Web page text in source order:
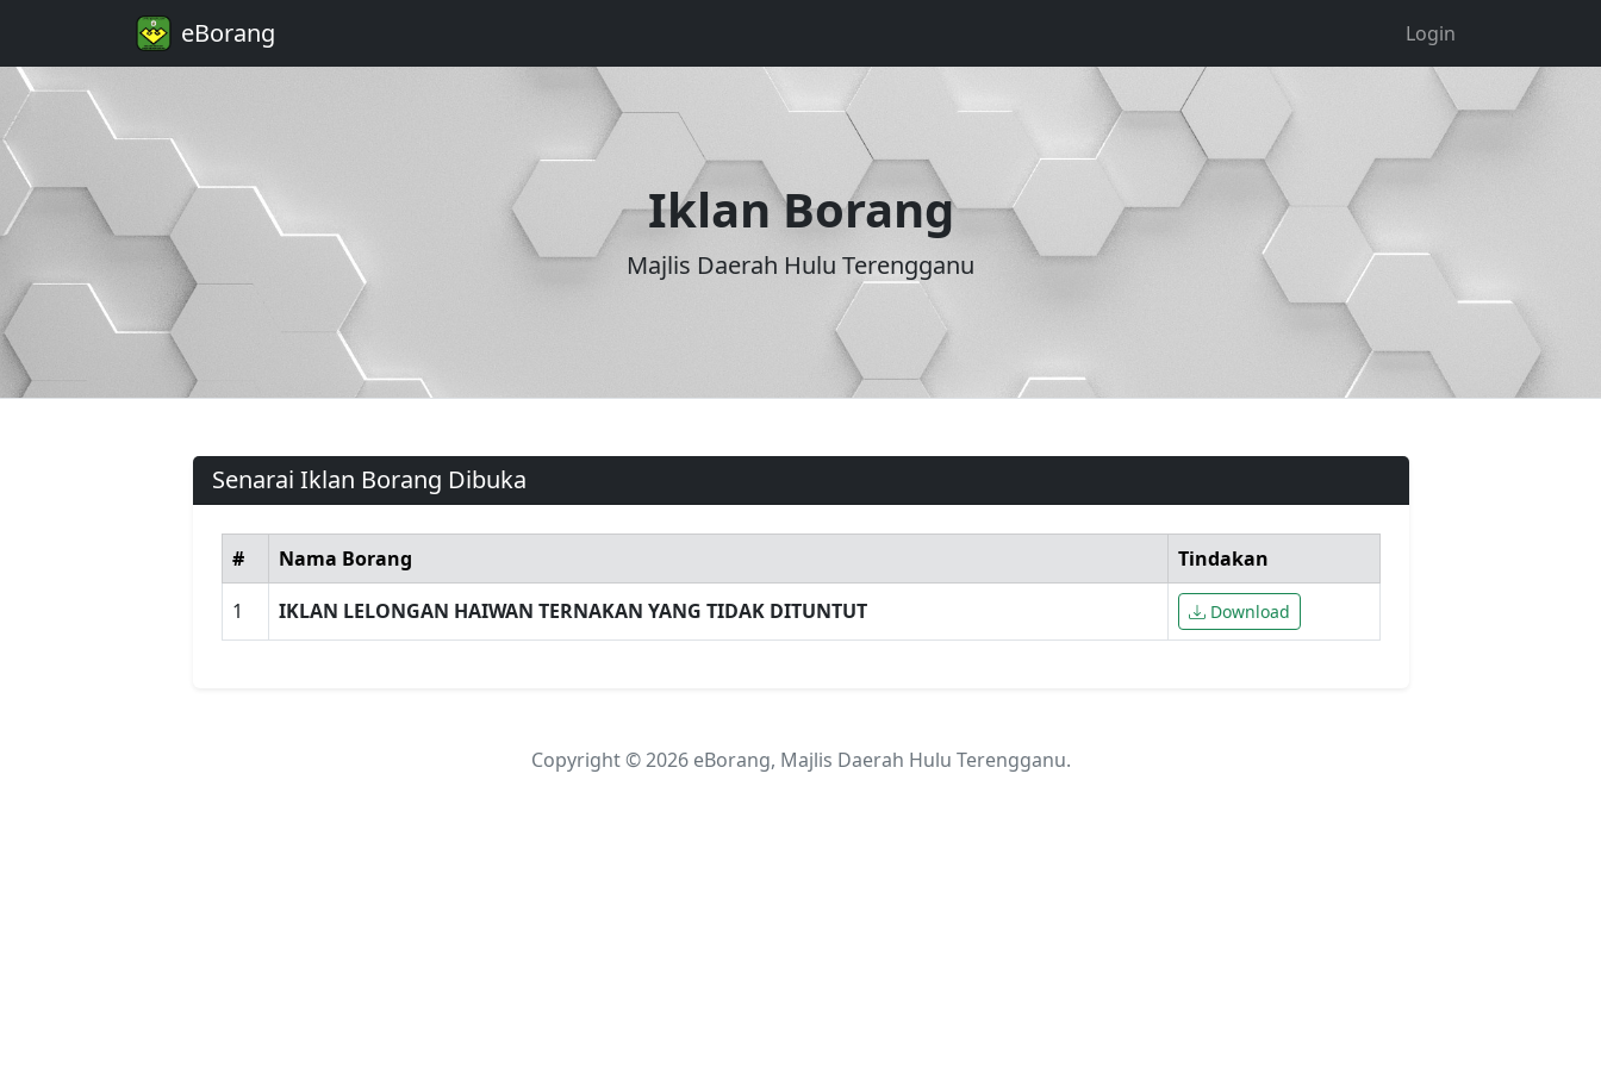
eBorang Login
Iklan Borang
Majlis Daerah Hulu Terengganu
Senarai Iklan Borang Dibuka
# Nama Borang
Tindakan
1
IKLAN LELONGAN HAIWAN TERNAKAN YANG TIDAK DITUNTUT Download
Copyright © 2026 eBorang, Majlis Daerah Hulu Terengganu.